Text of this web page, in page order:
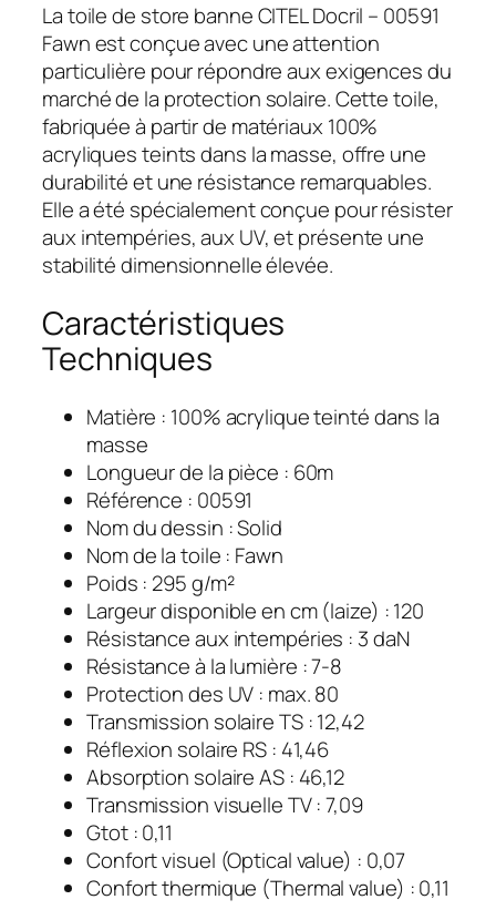
La toile de store banne CITEL Docril – 00591
Fawn est conçue avec une attention
particulière pour répondre aux exigences du
marché de la protection solaire. Cette toile,
fabriquée à partir de matériaux 100%
acryliques teints dans la masse, offre une
durabilité et une résistance remarquables.
Elle a été spécialement conçue pour résister
aux intempéries, aux UV, et présente une
stabilité dimensionnelle élevée.
Caractéristiques
Techniques
Matière : 100% acrylique teinté dans la
masse
Longueur de la pièce : 60m
Référence : 00591
Nom du dessin : Solid
Nom de la toile : Fawn
Poids : 295 g/m²
Largeur disponible en cm (laize) : 120
Résistance aux intempéries : 3 daN
Résistance à la lumière : 7-8
Protection des UV : max. 80
Transmission solaire TS : 12,42
Réflexion solaire RS : 41,46
Absorption solaire AS : 46,12
Transmission visuelle TV : 7,09
Gtot : 0,11
Confort visuel (Optical value) : 0,07
Confort thermique (Thermal value) : 0,11